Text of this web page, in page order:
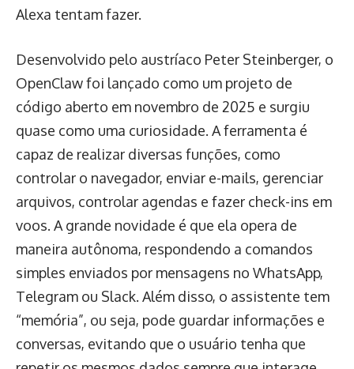
Alexa tentam fazer.
Desenvolvido pelo austríaco Peter Steinberger, o
OpenClaw foi lançado como um projeto de
código aberto em novembro de 2025 e surgiu
quase como uma curiosidade. A ferramenta é
capaz de realizar diversas funções, como
controlar o navegador, enviar e-mails, gerenciar
arquivos, controlar agendas e fazer check-ins em
voos. A grande novidade é que ela opera de
maneira autônoma, respondendo a comandos
simples enviados por mensagens no WhatsApp,
Telegram ou Slack. Além disso, o assistente tem
“memória”, ou seja, pode guardar informações e
conversas, evitando que o usuário tenha que